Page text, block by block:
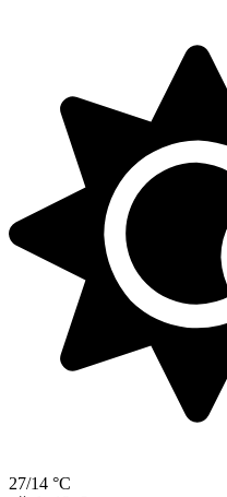
27/14 °C